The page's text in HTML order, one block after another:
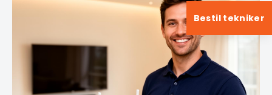
Bestil tekniker